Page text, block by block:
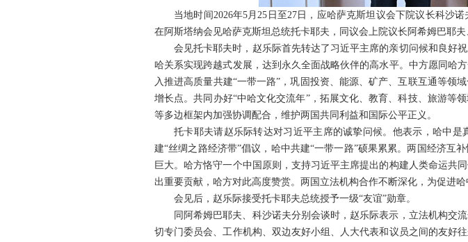
当地时间2026年5月25日至27日，应哈萨克斯坦议会下院议长科沙
在阿斯塔纳会见哈萨克斯坦总统托卡耶夫，同议会上院议长阿希姆巴耶夫
会见托卡耶夫时，赵乐际首先转达了习近平主席的亲切问候和良好
哈关系实现跨越式发展，达到永久全面战略伙伴的高水平。中方愿同哈
入推进高质量共建“一带一路”，巩固投资、能源、矿产、互联互通等领
增长点。共同办好“中哈文化交流年”，拓展文化、教育、科技、旅游等
等多边框架内加强协调配合，维护两国共同利益和国际公平正义。
托卡耶夫请赵乐际转达对习近平主席的诚挚问候。他表示，哈中
建“丝绸之路经济带”倡议，哈中共建“一带一路”硕果累累。两国经济互
巨大。哈方恪守一个中国原则，支持习近平主席提出的构建人类命运共
出重要贡献，哈方对此高度赞赏。两国立法机构合作不断深化，为促进哈
会见后，赵乐际接受托卡耶夫总统授予一级“友谊”勋章。
同阿希姆巴耶夫、科沙诺夫分别会谈时，赵乐际表示，立法机构交
切专门委员会、工作机构、双边友好小组、人大代表和议员之间的友好